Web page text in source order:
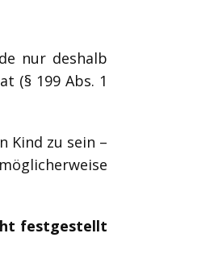
nur deshalb
(§ 199 Abs. 1
Kind zu sein –
festgestellt